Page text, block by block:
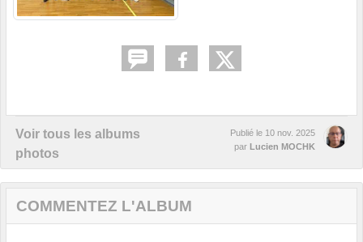
Voir tous les albums
photos
Publié le 10 nov. 2025
par Lucien MOCHK
COMMENTEZ L'ALBUM